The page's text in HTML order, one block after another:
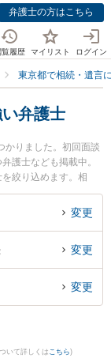
弁護士の方はこちら
覧履歴 マイリスト ログイン
東京都で相続・遺言
弁護士
かりました。初回面談
護士なども掲載中。
絞り込めます。相
、遺産分割等の細か
法律事務所の今村 恵
相続のトラブルを今
ブル解決の実績豊富
土地の相続を法律相
変更
変更
変更
いて詳しくは こちら)